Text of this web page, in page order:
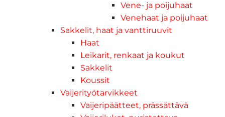
Vene- ja poijuhaat
Venehaat ja poijuhaat
Sakkelit, haat ja vanttiruuvit
Haat
Leikarit, renkaat ja koukut
Sakkelit
Koussit
Vaijerityötarvikkeet
Vaijeripäätteet, prässättävä